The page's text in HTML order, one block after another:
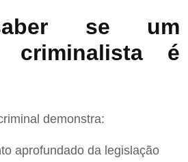
se um
criminalista é
demonstra:
aprofundado da legislação